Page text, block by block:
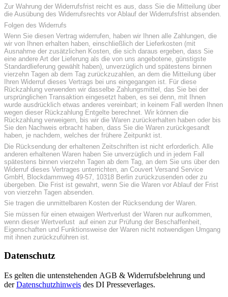
Zur Wahrung der Widerrufsfrist reicht es aus, dass Sie die Mitteilung über
die Ausübung des Widerrufsrechts vor Ablauf der Widerrufsfrist absenden.
Folgen des Widerrufs
Wenn Sie diesen Vertrag widerrufen, haben wir Ihnen alle Zahlungen, die
wir von Ihnen erhalten haben, einschließlich der Lieferkosten (mit
Ausnahme der zusätzlichen Kosten, die sich daraus ergeben, dass Sie
eine andere Art der Lieferung als die von uns angebotene, günstigste
Standardlieferung gewählt haben), unverzüglich und spätestens binnen
vierzehn Tagen ab dem Tag zurückzuzahlen, an dem die Mitteilung über
Ihren Widerruf dieses Vertrags bei uns eingegangen ist. Für diese
Rückzahlung verwenden wir dasselbe Zahlungsmittel, das Sie bei der
ursprünglichen Transaktion eingesetzt haben, es sei denn, mit Ihnen
wurde ausdrücklich etwas anderes vereinbart; in keinem Fall werden Ihnen
wegen dieser Rückzahlung Entgelte berechnet. Wir können die
Rückzahlung verweigern, bis wir die Waren zurückerhalten haben oder bis
Sie den Nachweis erbracht haben, dass Sie die Waren zurückgesandt
haben, je nachdem, welches der frühere Zeitpunkt ist.
Die Rücksendung der erhaltenen Zeitschriften ist nicht erforderlich. Alle
anderen erhaltenen Waren haben Sie unverzüglich und in jedem Fall
spätestens binnen vierzehn Tagen ab dem Tag, an dem Sie uns über den
Widerruf dieses Vertrages unterrichten, an Couvert Versand Service
GmbH, Blockdammweg 49-57, 10318 Berlin zurückzusenden oder zu
übergeben. Die Frist ist gewahrt, wenn Sie die Waren vor Ablauf der Frist
von vierzehn Tagen absenden.
Sie tragen die unmittelbaren Kosten der Rücksendung der Waren.
Sie müssen für einen etwaigen Wertverlust der Waren nur aufkommen,
wenn dieser Wertverlust auf einen zur Prüfung der Beschaffenheit,
Eigenschaften und Funktionsweise der Waren nicht notwendigen Umgang
mit ihnen zurückzuführen ist.
Datenschutz
Es gelten die untenstehenden AGB & Widerrufsbelehrung und
derDatenschutzhinweis des DI Presseverlages.